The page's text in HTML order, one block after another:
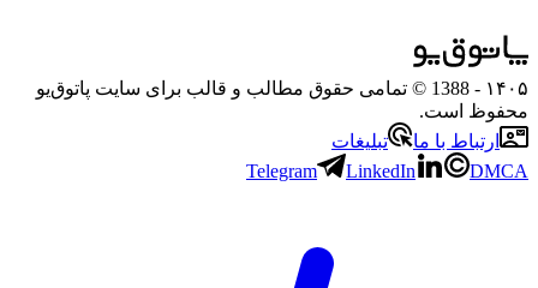
۱۴۰۵
- 1388 © تمامی حقوق مطالب و قالب برای سایت پاتوق‌یو
محفوظ است.
ارتباط با ما
تبلیغات
Telegram
LinkedIn DMCA